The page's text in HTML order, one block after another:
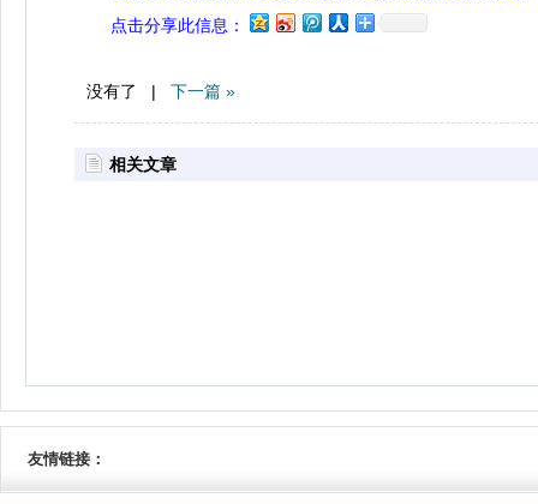
点击分享此信息：
没有了 | 下一篇 »
相关文章
友情链接：